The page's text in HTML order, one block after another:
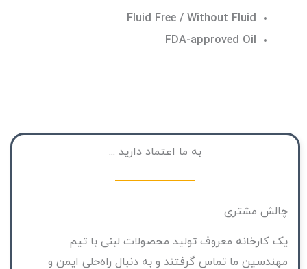
Fluid Free / Without Fluid
FDA-approved Oil
به ما اعتماد دارید ...
چالش مشتری
یک کارخانه معروف تولید محصولات لبنی با تیم
مهندسین ما تماس گرفتند و به دنبال راه‌حلی ایمن و